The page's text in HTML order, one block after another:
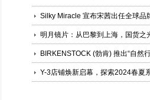
场」才刚开始
Y-3店铺焕新启幕，探索2024春夏